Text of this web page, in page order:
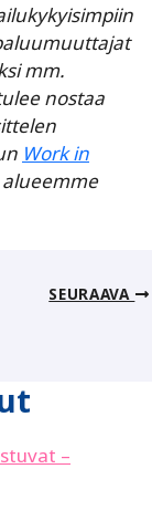
mm.
nostaa
Work in
SEURAAVA
–